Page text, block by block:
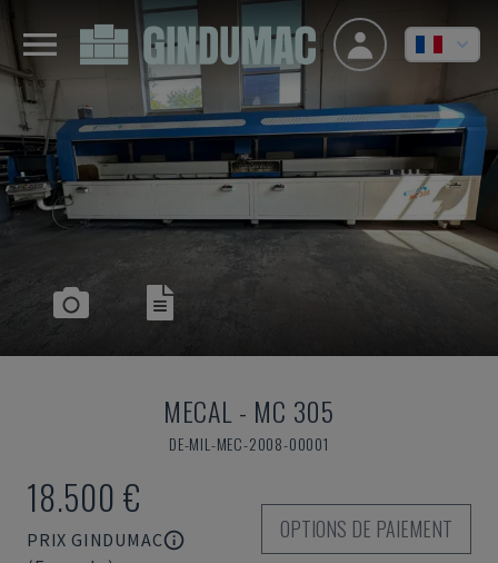
MECAL - MC 305
DE-MIL-MEC-2008-00001
18.500 €
PRIX GINDUMAC
OPTIONS DE PAIEMENT